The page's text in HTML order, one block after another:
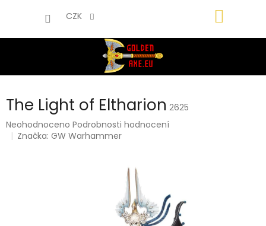
CZK
The Light of Eltharion 2625
Průměrné
hodnocení
Neohodnoceno Podrobnosti hodnocení
Značka:GW Warhammer